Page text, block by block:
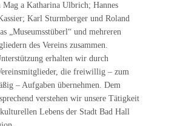
Mag a Katharina Ulbrich; Hannes
Karl Sturmberger und Roland
„Museumsstüberl“ und mehreren
des Vereins zusammen.
erhalten wir durch
die freiwillig – zum
– Aufgaben übernehmen. Dem
verstehen wir unsere Tätigkeit
Lebens der Stadt Bad Hall